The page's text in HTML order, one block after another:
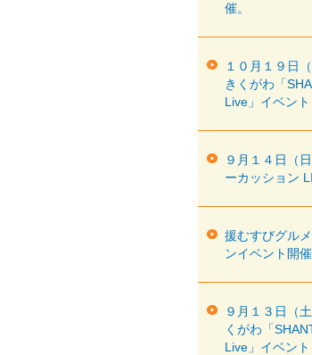
催。
１０月１９日
きくがわ「
Live」イベント
９月１４日（
ーカッション
援むすびグル
ンイベント開催
９月１３日（
くがわ「
Live」イベント